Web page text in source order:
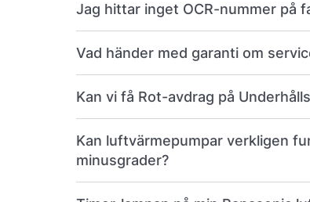
Jag hittar inget OCR-nummer på
Vad händer med garanti om
Kan vi få Rot-avdrag på
Kan luftvärmepumpar verkligen
minusgrader?